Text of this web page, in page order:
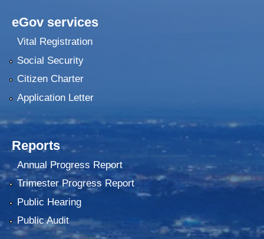
eGov services
Vital Registration
Social Security
Citizen Charter
Application Letter
Reports
Annual Progress Report
Trimester Progress Report
Public Hearing
Public Audit